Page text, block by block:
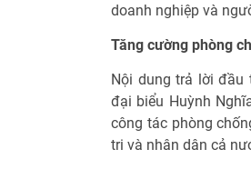
doanh nghiệp và
Tăng cường phòng
Nội dung trả lời đầu
đại biểu Huỳnh
công tác phòng
tri và nhân dân cả